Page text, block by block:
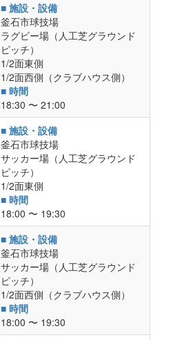
■ 施設・設備
釜石市球技場
ラグビー場（人工芝グラウンド
ピッチ）
1/2面東側
1/2面西側（クラブハウス側）
■ 時間
18:30 〜 21:00
■ 施設・設備
釜石市球技場
サッカー場（人工芝グラウンド
ピッチ）
1/2面東側
■ 時間
18:00 〜 19:30
■ 施設・設備
釜石市球技場
サッカー場（人工芝グラウンド
ピッチ）
1/2面西側（クラブハウス側）
■ 時間
18:00 〜 19:30